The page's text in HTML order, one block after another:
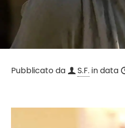
Pubblicato da S.F. in data